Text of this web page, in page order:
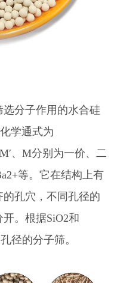
分子作用的水合硅
学通式为
、M分别为一价、二
等。它在结构上有
孔穴，不同孔径的
。根据SiO2和
径的分子筛。